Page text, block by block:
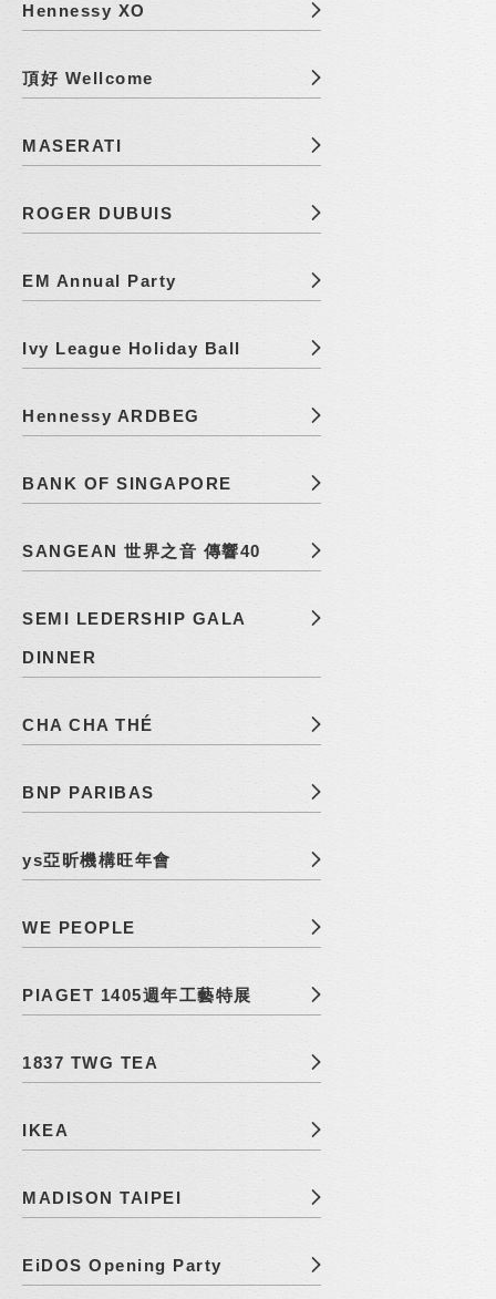
Hennessy XO
頂好 Wellcome
MASERATI
ROGER DUBUIS
EM Annual Party
Ivy League Holiday Ball
Hennessy ARDBEG
BANK OF SINGAPORE
SANGEAN 世界之音 傳響40
SEMI LEDERSHIP GALA
DINNER
CHA CHA THÉ
BNP PARIBAS
ys亞昕機構旺年會
WE PEOPLE
PIAGET 1405週年工藝特展
1837 TWG TEA
IKEA
MADISON TAIPEI
EiDOS Opening Party